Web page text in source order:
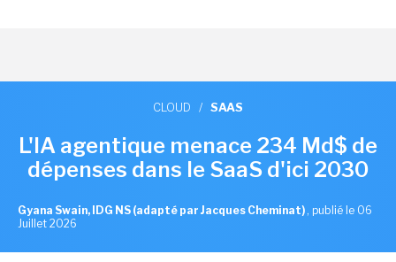
CLOUD / SAAS
L'IA agentique menace 234 Md$ de
dépenses dans le SaaS d'ici 2030
Gyana Swain, IDG NS (adapté par Jacques Cheminat) , publié le 06
Juillet 2026